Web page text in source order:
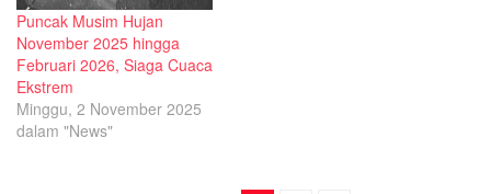
Puncak Musim Hujan
November 2025 hingga
Februari 2026, Siaga Cuaca
Ekstrem
Minggu, 2 November 2025
dalam "News"